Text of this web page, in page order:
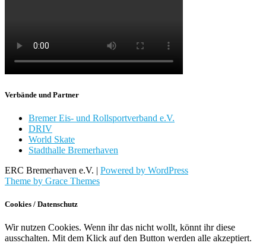
Verbände und Partner
Bremer Eis- und Rollsportverband e.V.
DRIV
World Skate
Stadthalle Bremerhaven
ERC Bremerhaven e.V. | Powered by WordPress
Theme by Grace Themes
Cookies / Datenschutz
Wir nutzen Cookies. Wenn ihr das nicht wollt, könnt ihr diese
ausschalten. Mit dem Klick auf den Button werden alle akzeptiert.